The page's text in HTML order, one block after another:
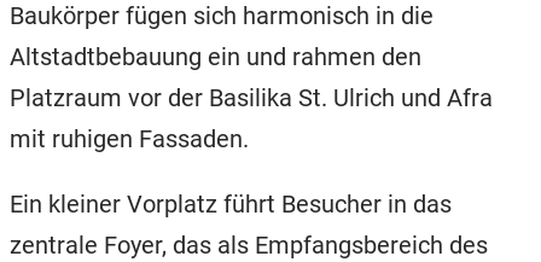
Baukörper fügen sich harmonisch in die
Altstadtbebauung ein und rahmen den
Platzraum vor der Basilika St. Ulrich und Afra
mit ruhigen Fassaden.
Ein kleiner Vorplatz führt Besucher in das
zentrale Foyer, das als Empfangsbereich des